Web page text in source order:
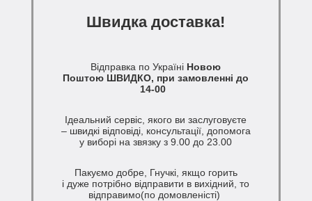
Швидка доставка!
Відправка по Україні Новою
Поштою ШВИДКО, при замовленні до
14-00
Ідеальний сервіс, якого ви заслуговуєте
– швидкі відповіді, консультації, допомога
у виборі на звязку з 9.00 до 23.00
Пакуємо добре, Гнучкі, якщо горить
і дуже потрібно відправити в вихідний, то
відправимо(по домовленісті)